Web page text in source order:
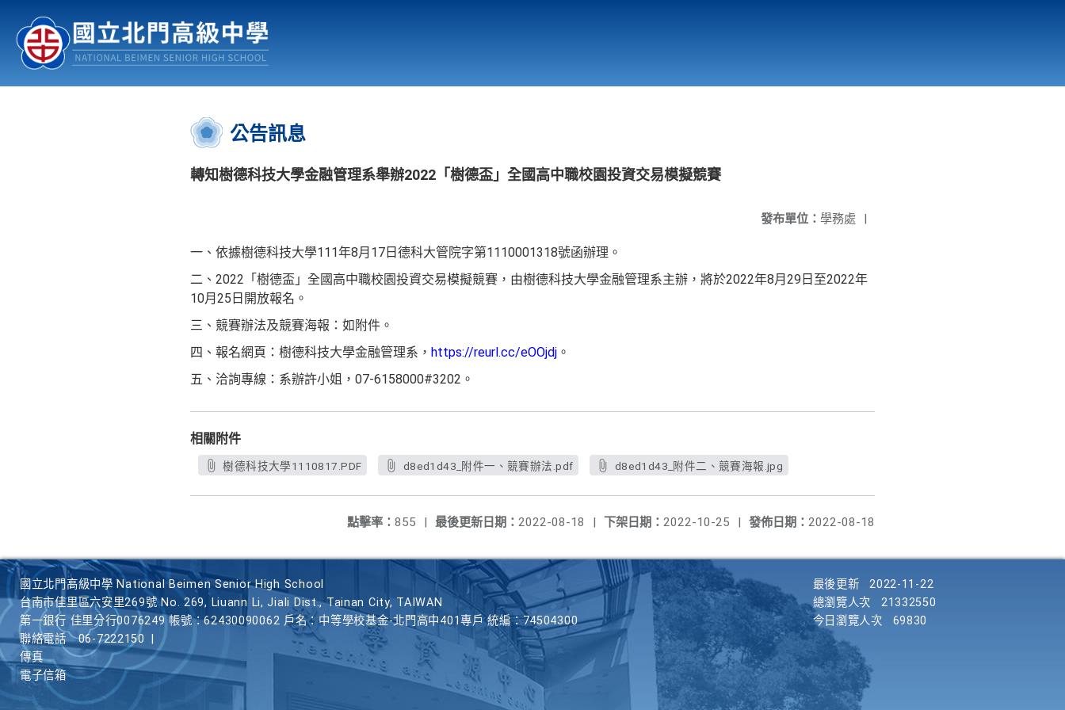
認識北中 行事曆
:::
公告訊息
轉知樹德科技大學金融管理系舉辦2022「樹德盃」全國高中職校園投資交易模擬競賽
發布單位： 學務處 |
一、依據樹德科技大學111年8月17日德科大管院字第1110001318號函辦理。
二、2022「樹德盃」全國高中職校園投資交易模擬競賽，由樹德科技大學金融管理系主辦，將於2022年8月29日至2022年
10月25日開放報名。
三、競賽辦法及競賽海報：如附件。
四、報名網頁：樹德科技大學金融管理系， https://reurl.cc/eOOjdj 。
五、洽詢專線：系辦許小姐，07-6158000#3202。
相關附件
樹德科技大學1110817.PDF d8ed1d43_附件一、競賽辦法.pdf d8ed1d43_附件二、競賽海報.jpg
發佈日期： 2022-08-18
下架日期： 2022-10-25 |
最後更新日期： 2022-08-18 |
點擊率： 855 |
國立北門高級中學 National Beimen Senior High School
台南市佳里區六安里269號 No. 269, Liuann Li, Jiali Dist., Tainan City, TAIWAN
第一銀行 佳里分行0076249 帳號：62430090062 戶名：中等學校基金-北門高中401專戶 統編：74504300
聯絡電話
06-7222150
傳真
電子信箱
最後更新
2022-11-22
總瀏覽人次
21332550
今日瀏覽人次
69830